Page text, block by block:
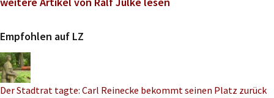
Empfohlen auf LZ
Der Stadtrat tagte: Carl Reinecke bekommt seinen Platz zurück